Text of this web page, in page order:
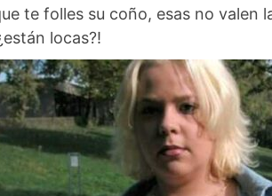
te folles su coño, esas no valen
locas?!